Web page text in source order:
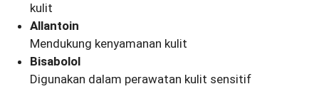
kulit
Allantoin
Mendukung kenyamanan kulit
Bisabolol
Digunakan dalam perawatan kulit sensitif